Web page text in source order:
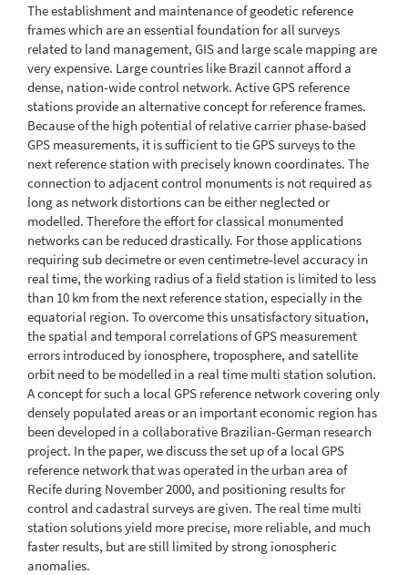
The establishment and maintenance of geodetic reference
frames which are an essential foundation for all surveys
related to land management, GIS and large scale mapping are
very expensive. Large countries like Brazil cannot afford a
dense, nation-wide control network. Active GPS reference
stations provide an alternative concept for reference frames.
Because of the high potential of relative carrier phase-based
GPS measurements, it is sufficient to tie GPS surveys to the
next reference station with precisely known coordinates. The
connection to adjacent control monuments is not required as
long as network distortions can be either neglected or
modelled. Therefore the effort for classical monumented
networks can be reduced drastically. For those applications
requiring sub decimetre or even centimetre-level accuracy in
real time, the working radius of a field station is limited to less
than 10 km from the next reference station, especially in the
equatorial region. To overcome this unsatisfactory situation,
the spatial and temporal correlations of GPS measurement
errors introduced by ionosphere, troposphere, and satellite
orbit need to be modelled in a real time multi station solution.
A concept for such a local GPS reference network covering only
densely populated areas or an important economic region has
been developed in a collaborative Brazilian-German research
project. In the paper, we discuss the set up of a local GPS
reference network that was operated in the urban area of
Recife during November 2000, and positioning results for
control and cadastral surveys are given. The real time multi
station solutions yield more precise, more reliable, and much
faster results, but are still limited by strong ionospheric
anomalies.